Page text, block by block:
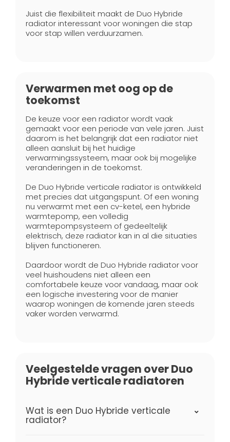
Juist die flexibiliteit maakt de Duo Hybride
radiator interessant voor woningen die stap
voor stap willen verduurzamen.
Verwarmen met oog op de
toekomst
De keuze voor een radiator wordt vaak
gemaakt voor een periode van vele jaren. Juist
daarom is het belangrijk dat een radiator niet
alleen aansluit bij het huidige
verwarmingssysteem, maar ook bij mogelijke
veranderingen in de toekomst.
De Duo Hybride verticale radiator is ontwikkeld
met precies dat uitgangspunt. Of een woning
nu verwarmt met een cv-ketel, een hybride
warmtepomp, een volledig
warmtepompsysteem of gedeeltelijk
elektrisch, deze radiator kan in al die situaties
blijven functioneren.
Daardoor wordt de Duo Hybride radiator voor
veel huishoudens niet alleen een
comfortabele keuze voor vandaag, maar ook
een logische investering voor de manier
waarop woningen de komende jaren steeds
vaker worden verwarmd.
Veelgestelde vragen over Duo
Hybride verticale radiatoren
Wat is een Duo Hybride verticale
radiator?